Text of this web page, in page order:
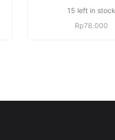
15 left in stock
Rp78.000